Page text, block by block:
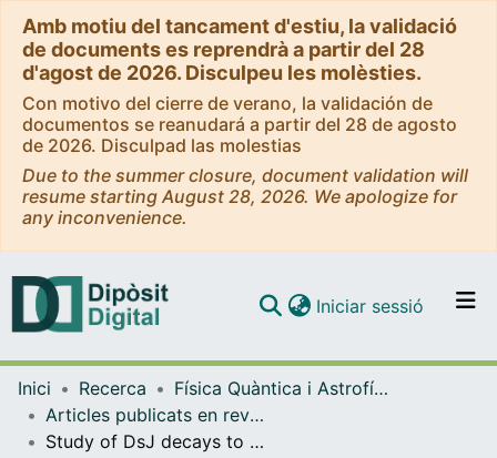
Amb motiu del tancament d'estiu, la validació
de documents es reprendrà a partir del 28
d'agost de 2026. Disculpeu les molèsties.
Con motivo del cierre de verano, la validación de
documentos se reanudará a partir del 28 de agosto
de 2026. Disculpad las molestias
Due to the summer closure, document validation will
resume starting August 28, 2026. We apologize for
any inconvenience.
Navega per tot el DD
Iniciar sessió (current)
Inici Recerca
Física Quàntica i Astrofísica
Articles publicats en revistes (Física Quàntica i Astrofísica)
Study of DsJ decays to D+\KS and D0K+ final states in pp collisions